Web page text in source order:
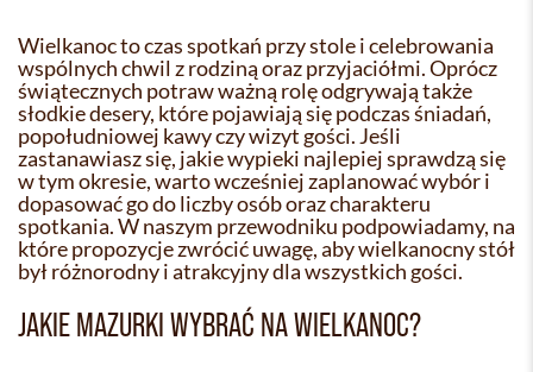
Wielkanoc to czas spotkań przy stole i celebrowania
wspólnych chwil z rodziną oraz przyjaciółmi. Oprócz
świątecznych potraw ważną rolę odgrywają także
słodkie desery, które pojawiają się podczas śniadań,
popołudniowej kawy czy wizyt gości. Jeśli
zastanawiasz się, jakie wypieki najlepiej sprawdzą się
w tym okresie, warto wcześniej zaplanować wybór i
dopasować go do liczby osób oraz charakteru
spotkania. W naszym przewodniku podpowiadamy, na
które propozycje zwrócić uwagę, aby wielkanocny stół
był różnorodny i atrakcyjny dla wszystkich gości.
JAKIE MAZURKI WYBRAĆ NA WIELKANOC?